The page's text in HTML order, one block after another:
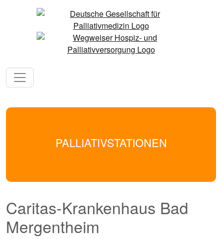
PALLIATIVSTATIONEN
Caritas-Krankenhaus Bad
Mergentheim